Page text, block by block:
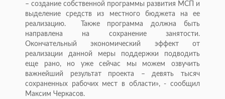
– создание собственной программы развития МСП и
выделение средств из местного бюджета на ее
реализацию. Также программа должна быть
направлена на сохранение занятости.
Окончательный экономический эффект от
реализации данной меры поддержки подводить
еще рано, но уже сейчас мы можем озвучить
важнейший результат проекта – девять тысяч
сохраненных рабочих мест в области», - сообщил
Максим Черкасов.